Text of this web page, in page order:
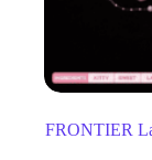
FRONTIER